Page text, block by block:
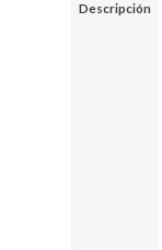
Descripción